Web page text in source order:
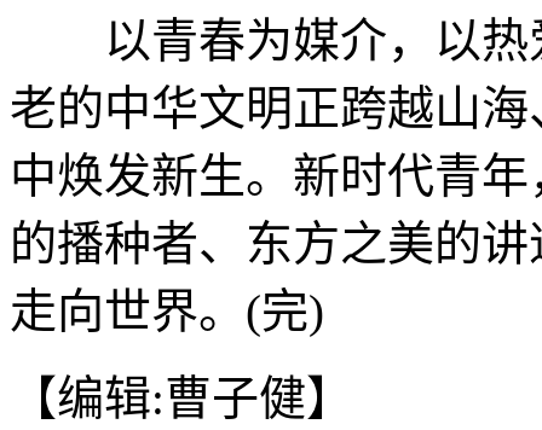
以青春为媒介，以热
老的中华文明正跨越山
中焕发新生。新时代青
的播种者、东方之美的
走向世界。(完)
【编辑:曹子健】